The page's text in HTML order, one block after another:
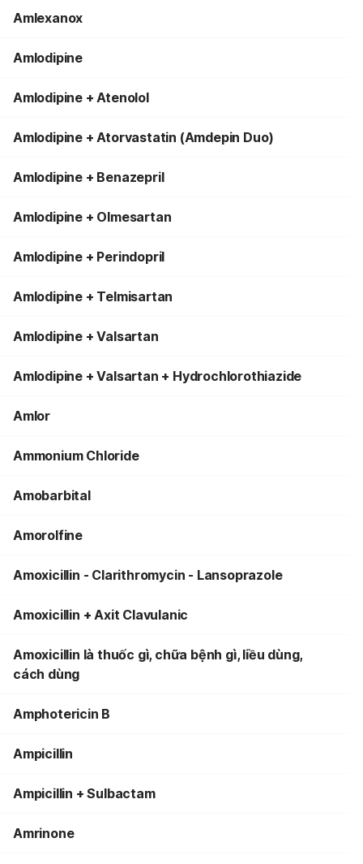
Amlexanox
Amlodipine
Amlodipine + Atenolol
Amlodipine + Atorvastatin (Amdepin Duo)
Amlodipine + Benazepril
Amlodipine + Olmesartan
Amlodipine + Perindopril
Amlodipine + Telmisartan
Amlodipine + Valsartan
Amlodipine + Valsartan + Hydrochlorothiazide
Amlor
Ammonium Chloride
Amobarbital
Amorolfine
Amoxicillin - Clarithromycin - Lansoprazole
Amoxicillin + Axit Clavulanic
Amoxicillin là thuốc gì, chữa bệnh gì, liều dùng,
cách dùng
Amphotericin B
Ampicillin
Ampicillin + Sulbactam
Amrinone